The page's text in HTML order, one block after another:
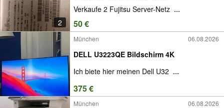
2
Verkaufe 2 Fujitsu Server-Netz ...
50 €
München 06.08.2026
DELL U3223QE Bildschirm 4K
Ich biete hier meinen Dell U32 ...
375 €
München 06.08.2026